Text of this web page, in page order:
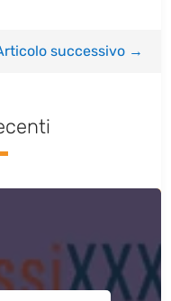
successivo→